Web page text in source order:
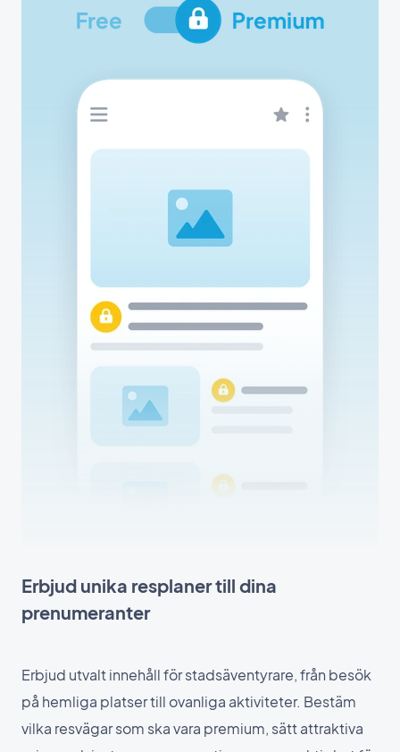
Erbjud unika resplaner till dina
prenumeranter
Erbjud utvalt innehåll för stadsäventyrare, från besök
på hemliga platser till ovanliga aktiviteter. Bestäm
vilka resvägar som ska vara premium, sätt attraktiva